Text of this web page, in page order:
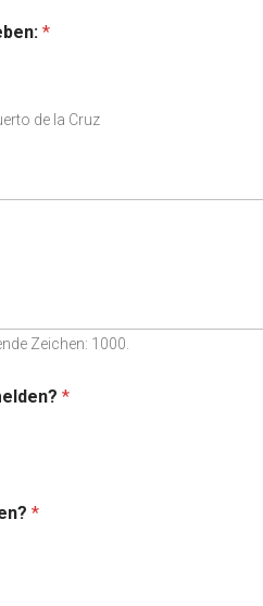
*
de la Cruz
Zeichen: 1000.
*
*